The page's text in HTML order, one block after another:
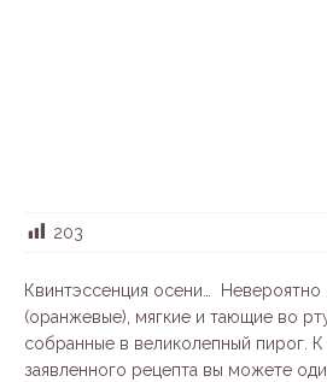
203
Квинтэссенция осени… Невероятно
(оранжевые), мягкие и тающие во
собранные в великолепный пирог. К
заявленного рецепта вы можете